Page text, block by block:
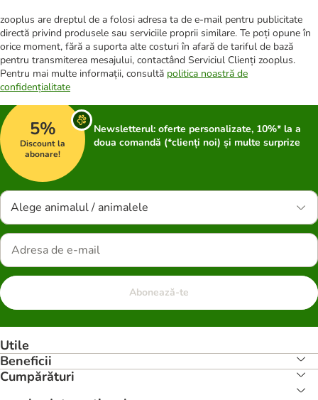
zooplus are dreptul de a folosi adresa ta de e-mail pentru publicitate
directă privind produsele sau serviciile proprii similare. Te poți opune în
orice moment, fără a suporta alte costuri în afară de tariful de bază
pentru transmiterea mesajului, contactând Serviciul Clienți zooplus.
Pentru mai multe informații, consultă politica noastră de
confidențialitate
5%
Discount la
abonare!
Newsletterul: oferte personalizate, 10%* la a
doua comandă (*clienți noi) și multe surprize
Alege animalul / animalele
Abonează-te
Utile
Beneficii
Cumpărături